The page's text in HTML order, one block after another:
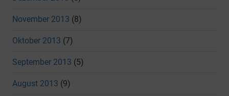
November 2013 (8)
Oktober 2013 (7)
September 2013 (5)
August 2013 (9)